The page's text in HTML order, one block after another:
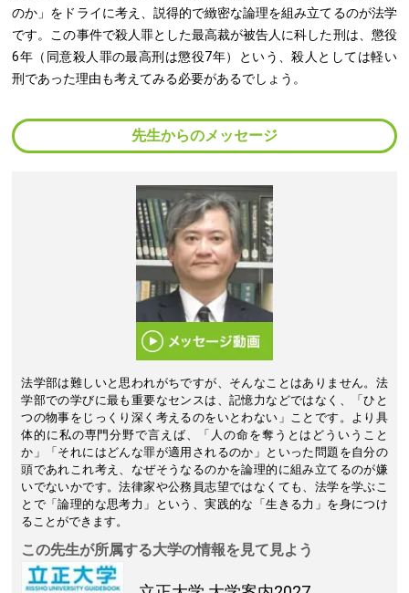
のか」をドライに考え、説得的で緻密な論理を組み立てるのが法学
です。この事件で殺人罪とした最高裁が被告人に科した刑は、懲役
6年（同意殺人罪の最高刑は懲役7年）という、殺人としては軽い
刑であった理由も考えてみる必要があるでしょう。
先生からのメッセージ
法学部は難しいと思われがちですが、そんなことはありません。法
学部での学びに最も重要なセンスは、記憶力などではなく、「ひと
つの物事をじっくり深く考えるのをいとわない」ことです。より具
体的に私の専門分野で言えば、「人の命を奪うとはどういうこと
か」「それにはどんな罪が適用されるのか」といった問題を自分の
頭であれこれ考え、なぜそうなるのかを論理的に組み立てるのが嫌
いでないかです。法律家や公務員志望ではなくても、法学を学ぶこ
とで「論理的な思考力」という、実践的な「生きる力」を身につけ
ることができます。
この先生が所属する大学の情報を見て見よう